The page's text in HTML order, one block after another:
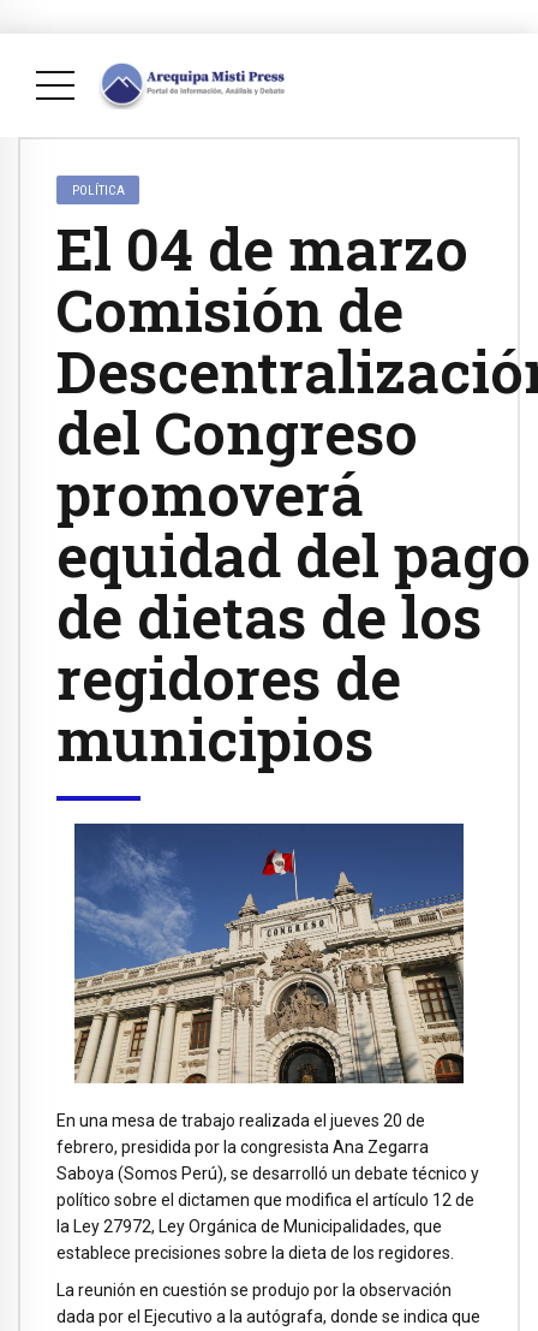
POLÍTICA
El 04 de marzo
Comisión de
del Congreso
promoverá
equidad del pago
de dietas de los
regidores de
municipios
En una mesa de trabajo realizada el jueves 20 de
febrero, presidida por la congresista Ana Zegarra
Saboya (Somos Perú), se desarrolló un debate técnico y
político sobre el dictamen que modifica el artículo 12 de
la Ley 27972, Ley Orgánica de Municipalidades, que
establece precisiones sobre la dieta de los regidores.
La reunión en cuestión se produjo por la observación
dada por el Ejecutivo a la autógrafa, donde se indica que